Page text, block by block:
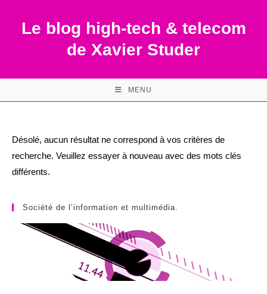
contentLe blog high-tech & telecom
de Xavier Studer
MENU
Désolé, aucun résultat ne correspond à vos critères de
recherche. Veuillez essayer à nouveau avec des mots clés
différents.
Société de l’information et multimédia.